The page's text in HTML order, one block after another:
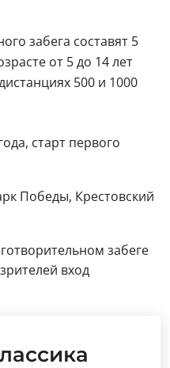
забега составят 5
от 5 до 14 лет
500 и 1000
старт первого
Победы, Крестовский
забеге
вход